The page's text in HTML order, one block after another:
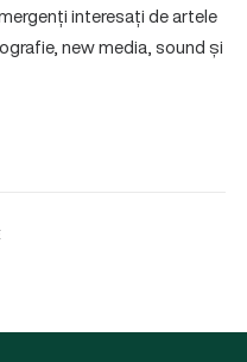
interesați de artele
new media, sound și